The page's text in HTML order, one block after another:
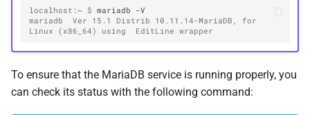
localhost:~ $ mariadb
mariadb  Ver 15.1 Distrib 10.11.14-MariaDB, for
Linux (x86_64) using  EditLine wrapper
To ensure that the MariaDB service is running properly, you
can check its status with the following command: